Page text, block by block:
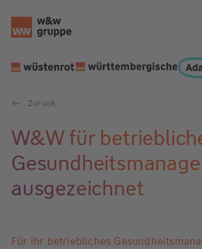
Zurück
W&W für
ausgezeichnet
Für ihr betriebliches